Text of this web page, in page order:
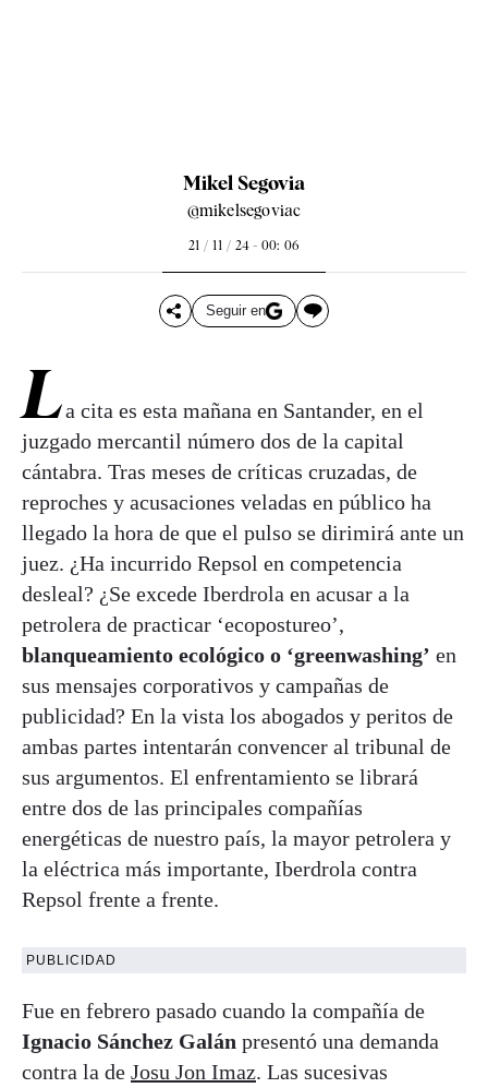
Mikel Segovia
@mikelsegoviac
21 / 11 / 24 - 00: 06
Seguir en
La cita es esta mañana en Santander, en el
juzgado mercantil número dos de la capital
cántabra. Tras meses de críticas cruzadas, de
reproches y acusaciones veladas en público ha
llegado la hora de que el pulso se dirimirá ante un
juez. ¿Ha incurrido Repsol en competencia
desleal? ¿Se excede Iberdrola en acusar a la
petrolera de practicar ‘ecopostureo’,
blanqueamiento ecológico o ‘greenwashing’ en
sus mensajes corporativos y campañas de
publicidad? En la vista los abogados y peritos de
ambas partes intentarán convencer al tribunal de
sus argumentos. El enfrentamiento se librará
entre dos de las principales compañías
energéticas de nuestro país, la mayor petrolera y
la eléctrica más importante, Iberdrola contra
Repsol frente a frente.
PUBLICIDAD
Fue en febrero pasado cuando la compañía de
Ignacio Sánchez Galán presentó una demanda
contra la de Josu Jon Imaz. Las sucesivas